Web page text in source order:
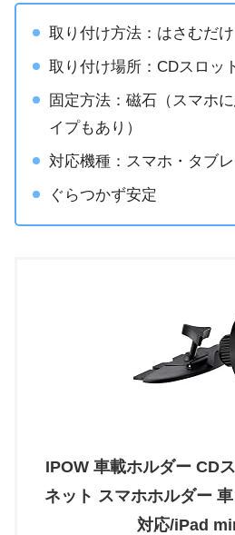
取り付け方法：はさむだけ
取り付け場所：CDスロッ
固定方法：磁石（スマホ
イプもあり）
対応機種：スマホ・タブレ
ぐらつかず安定
IPOW 車載ホルダー CD
ネット スマホホルダー
対応/iPad